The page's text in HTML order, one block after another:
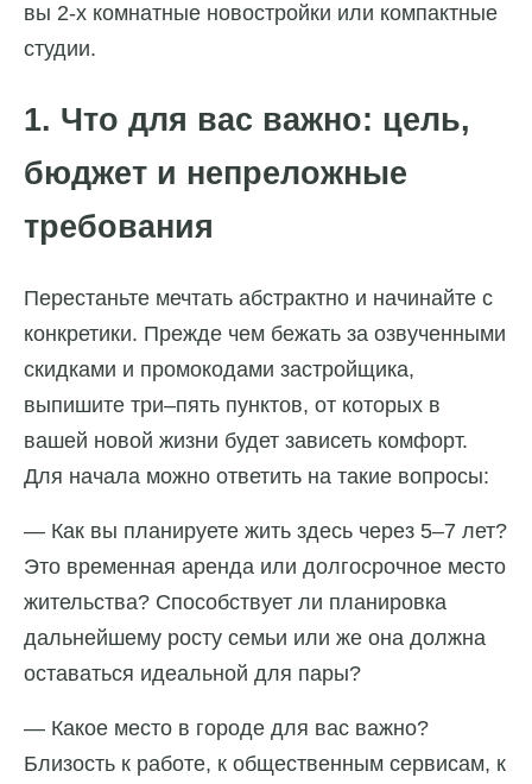
вы 2-х комнатные новостройки или компактные
студии.
1. Что для вас важно: цель,
бюджет и непреложные
требования
Перестаньте мечтать абстрактно и начинайте с
конкретики. Прежде чем бежать за озвученными
скидками и промокодами застройщика,
выпишите три–пять пунктов, от которых в
вашей новой жизни будет зависеть комфорт.
Для начала можно ответить на такие вопросы:
— Как вы планируете жить здесь через 5–7 лет?
Это временная аренда или долгосрочное место
жительства? Способствует ли планировка
дальнейшему росту семьи или же она должна
оставаться идеальной для пары?
— Какое место в городе для вас важно?
Близость к работе, к общественным сервисам, к